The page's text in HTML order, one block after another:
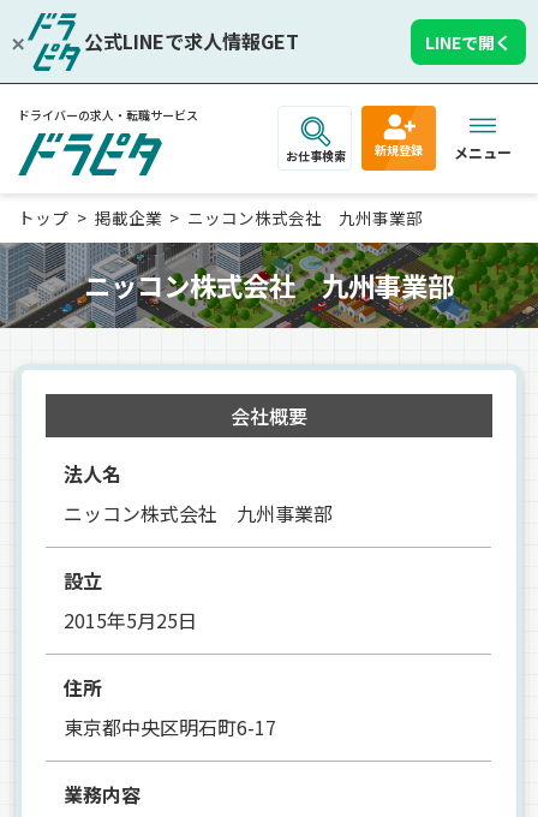
公式LINEで求人情報GET LINEで開く
ドライバーの求人・転職サービス
お仕事検索 新規登録 メニュー
トップ 掲載企業 ニッコン株式会社 九州事業部
ニッコン株式会社 九州事業部
会社概要
法人名
ニッコン株式会社 九州事業部
設立
2015年5月25日
住所
東京都中央区明石町6-17
業務内容